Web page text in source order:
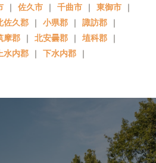
｜ 佐久市 ｜ 千曲市 ｜ 東御市 ｜
佐久郡 ｜ 小県郡 ｜ 諏訪郡 ｜
摩郡 ｜ 北安曇郡 ｜ 埴科郡 ｜
水内郡 ｜ 下水内郡 ｜